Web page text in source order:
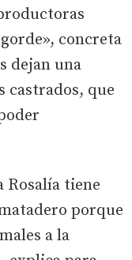
concreta
dejan una
castrados, que
Rosalía tiene
porque
a la